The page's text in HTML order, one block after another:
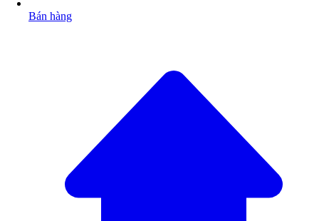
Bán hàng